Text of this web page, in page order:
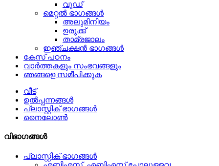
വുഡ്
മെറ്റൽ ഭാഗങ്ങൾ
അലുമിനിയം
ഉരുക്ക്
താമ്രജാലം
ഇഞ്ചക്ഷൻ ഭാഗങ്ങൾ
കേസ് പഠനം
വാർത്തകളും സംഭവങ്ങളും
ഞങ്ങളെ സമീപിക്കുക
വീട്
ഉൽപ്പന്നങ്ങൾ
പ്ലാസ്റ്റിക് ഭാഗങ്ങൾ
നൈലോൺ
വിഭാഗങ്ങൾ
പ്ലാസ്റ്റിക് ഭാഗങ്ങൾ